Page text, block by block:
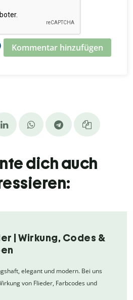
Kommentar hinzufügen
dich auch
| Wirkung, Codes &
elegant und modern. Bei uns
von Flieder, Farbcodes und